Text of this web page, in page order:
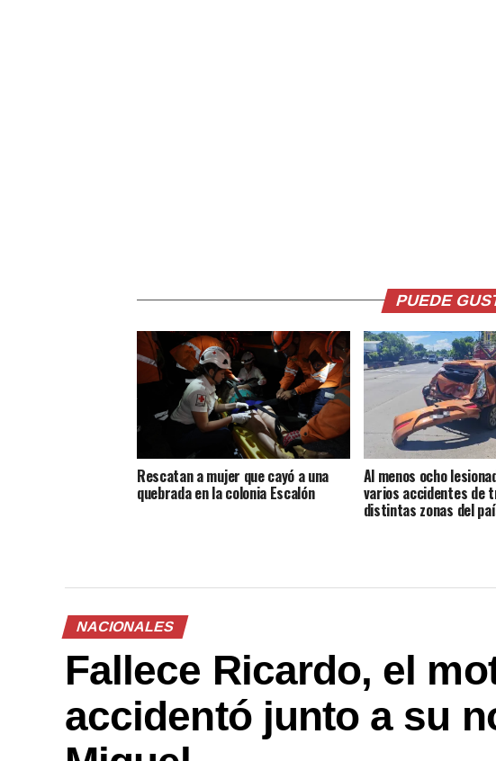
PUEDE
Rescatan a mujer que cayó a una
quebrada en la colonia Escalón
Al menos ocho
varios accidentes de
distintas zonas del
NACIONALES
Fallece Ricardo, el
accidentó junto a su